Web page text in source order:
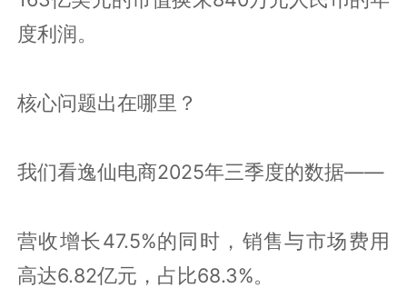
度利润。
核心问题出在哪里？
我们看逸仙电商2025年三季度的数据——
营收增长47.5%的同时，销售与市场费用
高达6.82亿元，占比68.3%。